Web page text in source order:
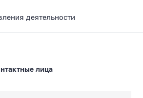
деятельности
лица